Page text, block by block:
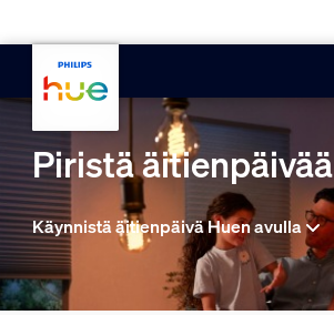
Piristä äitienpäivää
Käynnistä äitienpäivä Huen avulla